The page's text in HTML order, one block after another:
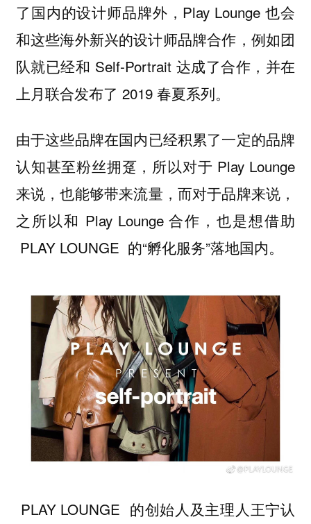
了国内的设计师品牌外，Play Lounge 也会
和这些海外新兴的设计师品牌合作，例如团
队就已经和 Self-Portrait 达成了合作，并在
上月联合发布了 2019 春夏系列。
由于这些品牌在国内已经积累了一定的品牌
认知甚至粉丝拥趸，所以对于 Play Lounge
来说，也能够带来流量，而对于品牌来说，
之所以和 Play Lounge 合作，也是想借助
PLAY LOUNGE 的“孵化服务”落地国内。
PLAY LOUNGE 的创始人及主理人王宁认